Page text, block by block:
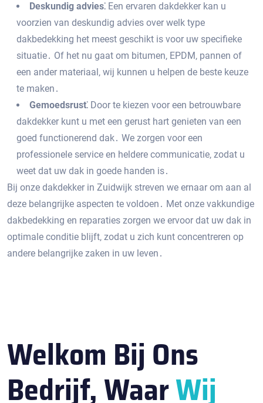
Deskundig advies⁚ Een ervaren dakdekker kan u
voorzien van deskundig advies over welk type
dakbedekking het meest geschikt is voor uw specifieke
situatie․ Of het nu gaat om bitumen‚ EPDM‚ pannen of
een ander materiaal‚ wij kunnen u helpen de beste keuze
te maken․
Gemoedsrust⁚ Door te kiezen voor een betrouwbare
dakdekker kunt u met een gerust hart genieten van een
goed functionerend dak․ We zorgen voor een
professionele service en heldere communicatie‚ zodat u
weet dat uw dak in goede handen is․
Bij onze dakdekker in Zuidwijk streven we ernaar om aan al
deze belangrijke aspecten te voldoen․ Met onze vakkundige
dakbedekking en reparaties zorgen we ervoor dat uw dak in
optimale conditie blijft‚ zodat u zich kunt concentreren op
andere belangrijke zaken in uw leven․
Welkom Bij Ons
Bedrijf, WaarWij